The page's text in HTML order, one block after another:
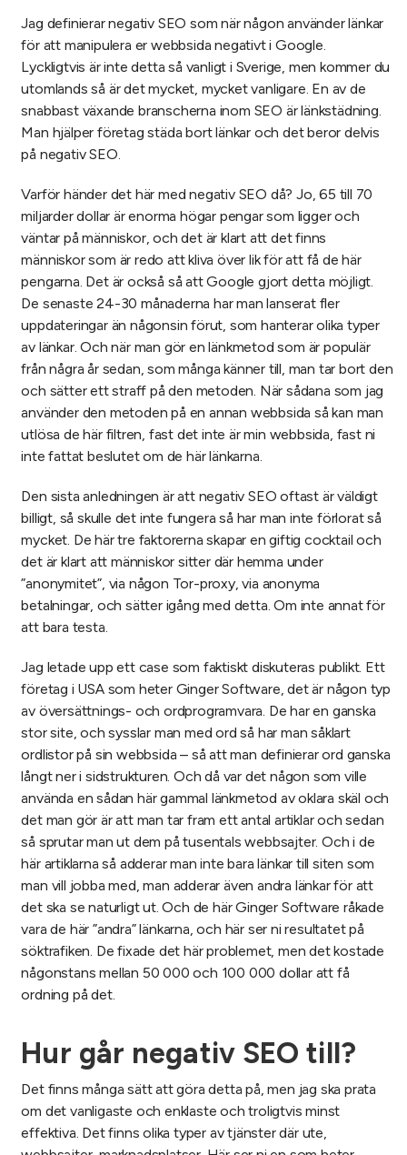
Jag definierar negativ SEO som när någon använder länkar
för att manipulera er webbsida negativt i Google.
Lyckligtvis är inte detta så vanligt i Sverige, men kommer du
utomlands så är det mycket, mycket vanligare. En av de
snabbast växande branscherna inom SEO är länkstädning.
Man hjälper företag städa bort länkar och det beror delvis
på negativ SEO.
Varför händer det här med negativ SEO då? Jo, 65 till 70
miljarder dollar är enorma högar pengar som ligger och
väntar på människor, och det är klart att det finns
människor som är redo att kliva över lik för att få de här
pengarna. Det är också så att Google gjort detta möjligt.
De senaste 24-30 månaderna har man lanserat fler
uppdateringar än någonsin förut, som hanterar olika typer
av länkar. Och när man gör en länkmetod som är populär
från några år sedan, som många känner till, man tar bort den
och sätter ett straff på den metoden. När sådana som jag
använder den metoden på en annan webbsida så kan man
utlösa de här filtren, fast det inte är min webbsida, fast ni
inte fattat beslutet om de här länkarna.
Den sista anledningen är att negativ SEO oftast är väldigt
billigt, så skulle det inte fungera så har man inte förlorat så
mycket. De här tre faktorerna skapar en giftig cocktail och
det är klart att människor sitter där hemma under
”anonymitet”, via någon Tor-proxy, via anonyma
betalningar, och sätter igång med detta. Om inte annat för
att bara testa.
Jag letade upp ett case som faktiskt diskuteras publikt. Ett
företag i USA som heter Ginger Software, det är någon typ
av översättnings- och ordprogramvara. De har en ganska
stor site, och sysslar man med ord så har man såklart
ordlistor på sin webbsida – så att man definierar ord ganska
långt ner i sidstrukturen. Och då var det någon som ville
använda en sådan här gammal länkmetod av oklara skäl och
det man gör är att man tar fram ett antal artiklar och sedan
så sprutar man ut dem på tusentals webbsajter. Och i de
här artiklarna så adderar man inte bara länkar till siten som
man vill jobba med, man adderar även andra länkar för att
det ska se naturligt ut. Och de här Ginger Software råkade
vara de här ”andra” länkarna, och här ser ni resultatet på
söktrafiken. De fixade det här problemet, men det kostade
någonstans mellan 50 000 och 100 000 dollar att få
ordning på det.
Hur går negativ SEO till?
Det finns många sätt att göra detta på, men jag ska prata
om det vanligaste och enklaste och troligtvis minst
effektiva. Det finns olika typer av tjänster där ute,